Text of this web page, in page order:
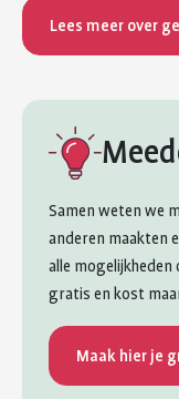
Lees meer over
Samen weten we
anderen maakten
alle mogelijkheden
gratis en kost
Maak hier je